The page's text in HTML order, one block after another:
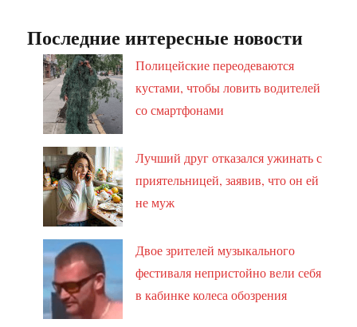
Последние интересные новости
Полицейские переодеваются
кустами, чтобы ловить водителей
со смартфонами
Лучший друг отказался ужинать с
приятельницей, заявив, что он ей
не муж
Двое зрителей музыкального
фестиваля непристойно вели себя
в кабинке колеса обозрения